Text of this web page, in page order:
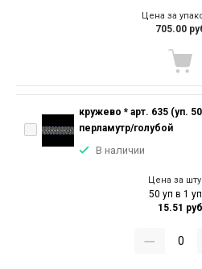
Цена за
705.00
кружево * арт. 635 (уп.
перламутр/голубой
В наличии
Цена за
50 уп в 1
15.51 руб